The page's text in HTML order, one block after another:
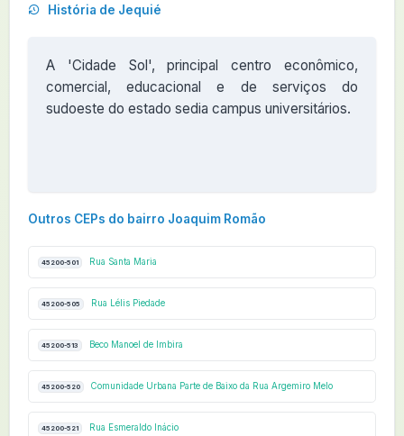
História de Jequié
A 'Cidade Sol', principal centro econômico,
comercial, educacional e de serviços do
sudoeste do estado sedia campus universitários.
Outros CEPs do bairro Joaquim Romão
45200-501 Rua Santa Maria
45200-505 Rua Lélis Piedade
45200-513 Beco Manoel de Imbira
45200-520 Comunidade Urbana Parte de Baixo da Rua Argemiro Melo
45200-521 Rua Esmeraldo Inácio